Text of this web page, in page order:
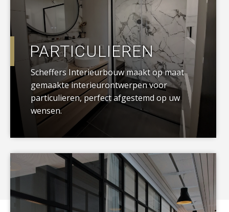
PARTICULIEREN
Scheffers Interieurbouw maakt op maat
gemaakte interieurontwerpen voor
particulieren, perfect afgestemd op uw
wensen.
a